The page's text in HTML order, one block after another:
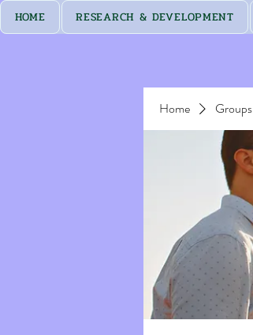
HOME RESEARCH & DEVELOPMENT
Home Groups